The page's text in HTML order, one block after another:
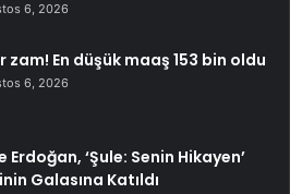
6, 2026
zam! En düşük maaş 153 bin oldu
6, 2026
Erdoğan, ‘Şule: Senin Hikayen’
Galasına Katıldı